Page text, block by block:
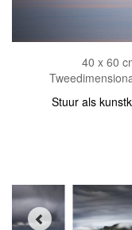
40 x 60
Stuur als